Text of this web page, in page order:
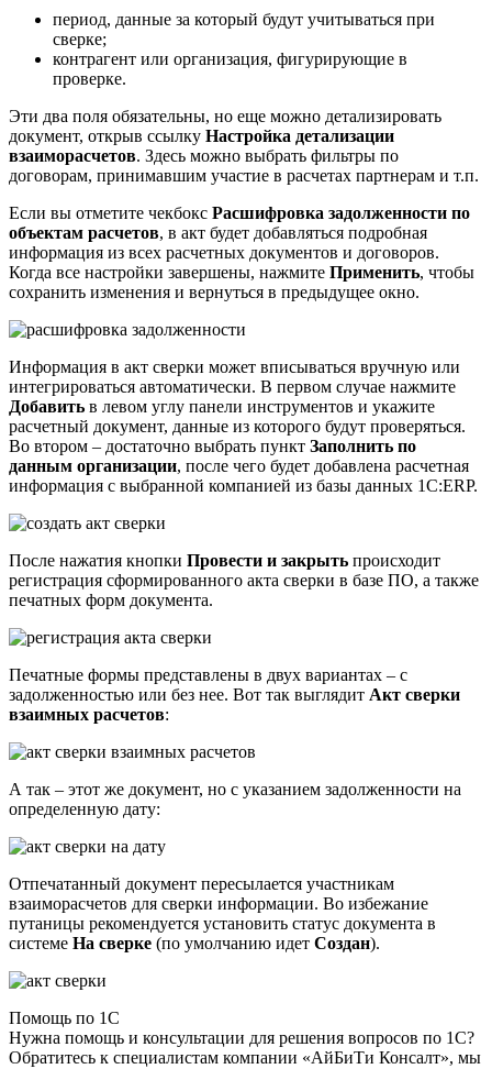
период, данные за который будут учитываться при
сверке;
контрагент или организация, фигурирующие в
проверке.
Эти два поля обязательны, но еще можно детализировать
документ, открыв ссылку Настройка детализации
взаиморасчетов. Здесь можно выбрать фильтры по
договорам, принимавшим участие в расчетах партнерам и т.п.
Если вы отметите чекбокс Расшифровка задолженности по
объектам расчетов, в акт будет добавляться подробная
информация из всех расчетных документов и договоров.
Когда все настройки завершены, нажмите Применить, чтобы
сохранить изменения и вернуться в предыдущее окно.
Информация в акт сверки может вписываться вручную или
интегрироваться автоматически. В первом случае нажмите
Добавить в левом углу панели инструментов и укажите
расчетный документ, данные из которого будут проверяться.
Во втором – достаточно выбрать пункт Заполнить по
данным организации, после чего будет добавлена расчетная
информация с выбранной компанией из базы данных 1С:ERP.
После нажатия кнопки Провести и закрыть происходит
регистрация сформированного акта сверки в базе ПО, а также
печатных форм документа.
Печатные формы представлены в двух вариантах – с
задолженностью или без нее. Вот так выглядит Акт сверки
взаимных расчетов:
А так – этот же документ, но с указанием задолженности на
определенную дату:
Отпечатанный документ пересылается участникам
взаиморасчетов для сверки информации. Во избежание
путаницы рекомендуется установить статус документа в
системе На сверке (по умолчанию идет Создан).
Помощь по 1С
Нужна помощь и консультации для решения вопросов по 1С?
Обратитесь к специалистам компании «АйБиТи Консалт», мы